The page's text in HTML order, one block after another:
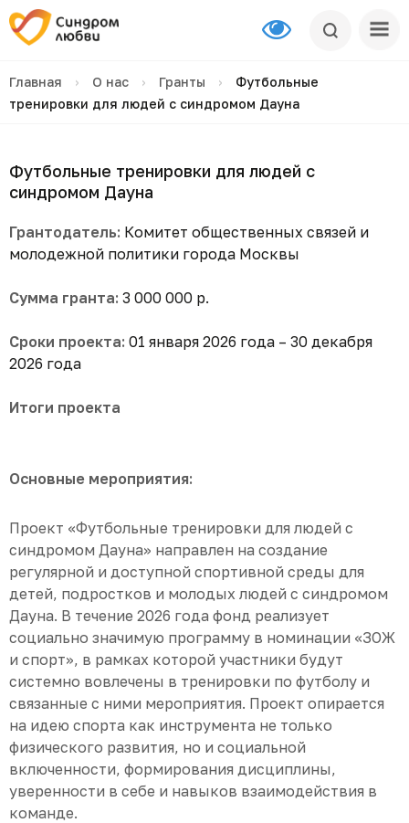
Главная › О нас › Гранты ›
Футбольные
тренировки для людей с синдромом Дауна
Футбольные тренировки для людей с
синдромом Дауна
Грантодатель: Комитет общественных связей и
молодежной политики города Москвы
Сумма гранта: 3 000 000 р.
Сроки проекта: 01 января 2026 года – 30 декабря
2026 года
Итоги проекта
Основные мероприятия:
Проект «Футбольные тренировки для людей с
синдромом Дауна» направлен на создание
регулярной и доступной спортивной среды для
детей, подростков и молодых людей с синдромом
Дауна. В течение 2026 года фонд реализует
социально значимую программу в номинации «ЗОЖ
и спорт», в рамках которой участники будут
системно вовлечены в тренировки по футболу и
связанные с ними мероприятия. Проект опирается
на идею спорта как инструмента не только
физического развития, но и социальной
включенности, формирования дисциплины,
уверенности в себе и навыков взаимодействия в
команде.